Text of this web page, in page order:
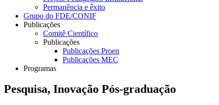
Permanência e êxito
Grupo do FDE/CONIF
Publicações
Comitê Científico
Publicações
Publicações Proen
Publicações MEC
Programas
Pesquisa, Inovação Pós-graduação